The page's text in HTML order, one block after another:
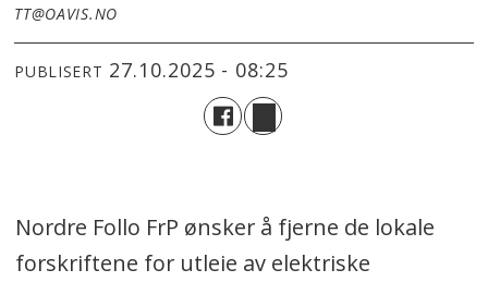
TT@OAVIS.NO
PUBLISERT 27.10.2025 - 08:25
Nordre Follo FrP ønsker å fjerne de lokale
forskriftene for utleie av elektriske